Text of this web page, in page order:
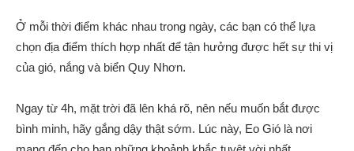
Ở mỗi thời điểm khác nhau trong ngày, các bạn có thể lựa
chọn địa điểm thích hợp nhất để tận hưởng được hết sự thi vị
của gió, nắng và biển Quy Nhơn.
Ngay từ 4h, mặt trời đã lên khá rõ, nên nếu muốn bắt được
bình minh, hãy gắng dậy thật sớm. Lúc này, Eo Gió là nơi